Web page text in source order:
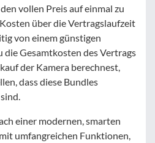
vollen Preis auf einmal zu
über die Vertragslaufzeit
von einem günstigen
die Gesamtkosten des Vertrags
der Kamera berechnest,
dass diese Bundles
einer modernen, smarten
umfangreichen Funktionen,